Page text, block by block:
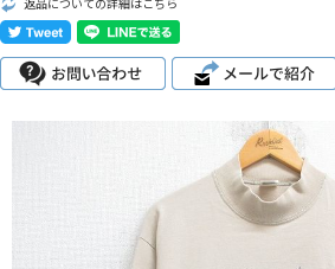
チャンピオン
リーバイス